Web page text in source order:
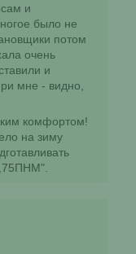
и
было не
потом
очень
и
мне - видно,
комфортом!
на зиму